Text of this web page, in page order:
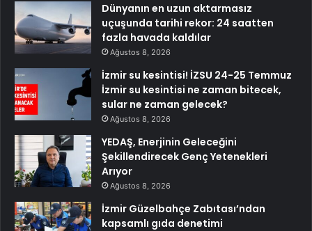
Dünyanın en uzun aktarmasız
uçuşunda tarihi rekor: 24 saatten
fazla havada kaldılar
Ağustos 8, 2026
İzmir su kesintisi! İZSU 24-25 Temmuz
İzmir su kesintisi ne zaman bitecek,
sular ne zaman gelecek?
Ağustos 8, 2026
YEDAŞ, Enerjinin Geleceğini
Şekillendirecek Genç Yetenekleri
Arıyor
Ağustos 8, 2026
İzmir Güzelbahçe Zabıtası’ndan
kapsamlı gıda denetimi